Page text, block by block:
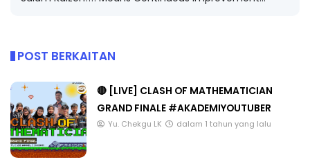
POST BERKAITAN
🔴 [LIVE] CLASH OF MATHEMATICIAN
GRAND FINALE #AKADEMIYOUTUBER
Yu. Chekgu LK dalam 1 tahun yang lalu